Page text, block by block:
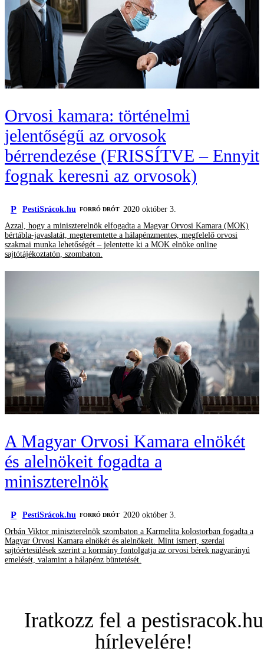
Orvosi kamara: történelmi
jelentőségű az orvosok
bérrendezése (FRISSÍTVE – Ennyit
fognak keresni az orvosok)
P PestiSrácok.hu FORRÓ DRÓT 2020 október 3.
Azzal, hogy a miniszterelnök elfogadta a Magyar Orvosi Kamara (MOK)
bértábla-javaslatát, megteremtette a hálapénzmentes, megfelelő orvosi
szakmai munka lehetőségét – jelentette ki a MOK elnöke online
sajtótájékoztatón, szombaton.
A Magyar Orvosi Kamara elnökét
és alelnökeit fogadta a
miniszterelnök
P PestiSrácok.hu FORRÓ DRÓT 2020 október 3.
Orbán Viktor miniszterelnök szombaton a Karmelita kolostorban fogadta a
Magyar Orvosi Kamara elnökét és alelnökeit. Mint ismert, szerdai
sajtóértesülések szerint a kormány fontolgatja az orvosi bérek nagyarányú
emelését, valamint a hálapénz büntetését.
Iratkozz fel a pestisracok.hu
hírlevelére!